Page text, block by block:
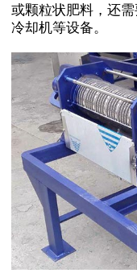
或颗粒状肥料，还
冷却机等设备。